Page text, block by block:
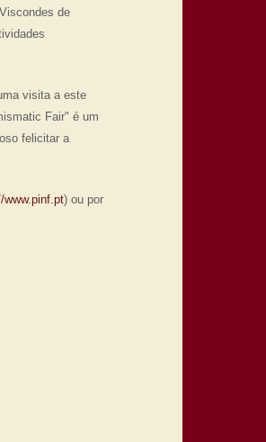
de
visita a este
Fair" é um
felicitar a
www.pinf.pt) ou por